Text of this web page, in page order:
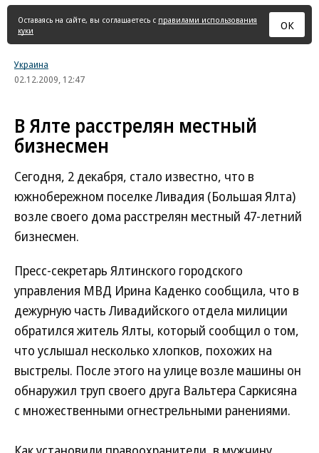
страница
Оставаясь на сайте, вы соглашаетесь с правилами использования
куки
ОК
Украина
02.12.2009, 12:47
В Ялте расстрелян местный
бизнесмен
Сегодня, 2 декабря, стало известно, что в
южнобережном поселке Ливадия (Большая Ялта)
возле своего дома расстрелян местный 47-летний
бизнесмен.
Пресс-секретарь Ялтинского городского
управления МВД Ирина Каденко сообщила, что в
дежурную часть Ливадийского отдела милиции
обратился житель Ялты, который сообщил о том,
что услышал несколько хлопков, похожих на
выстрелы. После этого на улице возле машины он
обнаружил труп своего друга Вальтера Саркисяна
с множественными огнестрельными ранениями.